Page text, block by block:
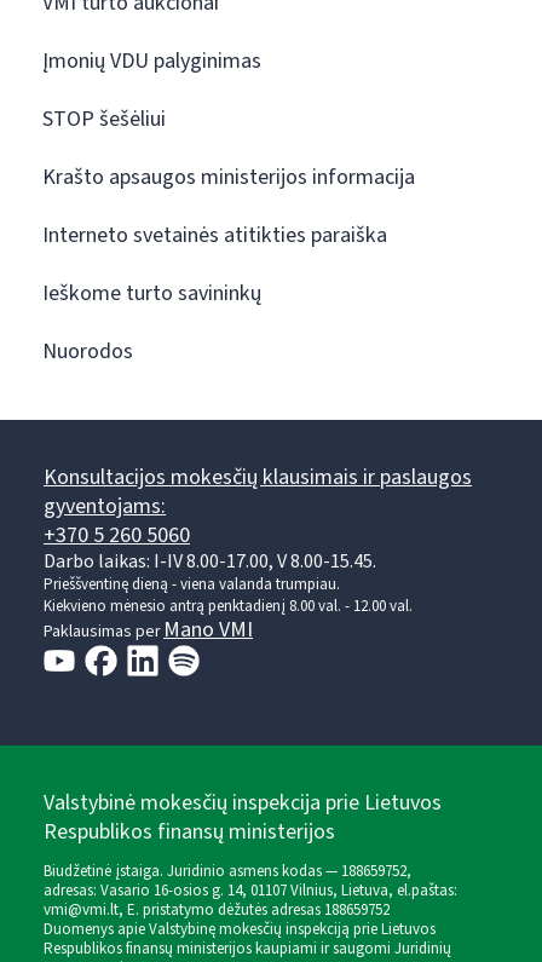
Įmonių VDU palyginimas
STOP šešėliui
Krašto apsaugos ministerijos informacija
Interneto svetainės atitikties paraiška
Ieškome turto savininkų
Nuorodos
Konsultacijos mokesčių klausimais ir paslaugos
gyventojams:
+370 5 260 5060
Darbo laikas: I-IV 8.00-17.00, V 8.00-15.45.
Prieššventinę dieną - viena valanda trumpiau.
Kiekvieno mėnesio antrą penktadienį 8.00 val. - 12.00 val.
Paklausimas per Mano VMI
Valstybinė mokesčių inspekcija prie Lietuvos
Respublikos finansų ministerijos
Biudžetinė įstaiga. Juridinio asmens kodas — 188659752,
adresas: Vasario 16-osios g. 14, 01107 Vilnius, Lietuva, el.paštas:
vmi@vmi.lt, E. pristatymo dėžutės adresas 188659752
Duomenys apie Valstybinę mokesčių inspekciją prie Lietuvos
Respublikos finansų ministerijos kaupiami ir saugomi Juridinių